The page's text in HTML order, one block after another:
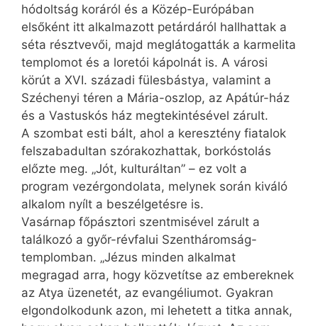
hódoltság koráról és a Közép-Európában
elsőként itt alkalmazott petárdáról hallhattak a
séta résztvevői, majd meglátogatták a karmelita
templomot és a loretói kápolnát is. A városi
körút a XVI. századi fülesbástya, valamint a
Széchenyi téren a Mária-oszlop, az Apátúr-ház
és a Vastuskós ház megtekintésével zárult.
A szombat esti bált, ahol a keresztény fiatalok
felszabadultan szórakozhattak, borkóstolás
előzte meg. „Jót, kulturáltan” – ez volt a
program vezérgondolata, melynek során kiváló
alkalom nyílt a beszélgetésre is.
Vasárnap főpásztori szentmisével zárult a
találkozó a győr-révfalui Szentháromság-
templomban. „Jézus minden alkalmat
megragad arra, hogy közvetítse az embereknek
az Atya üzenetét, az evangéliumot. Gyakran
elgondolkodunk azon, mi lehetett a titka annak,